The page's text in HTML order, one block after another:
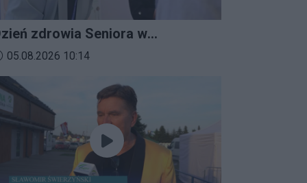
zdrowia Seniora w
dodania materiału wideo:
05.08.2026 10:14